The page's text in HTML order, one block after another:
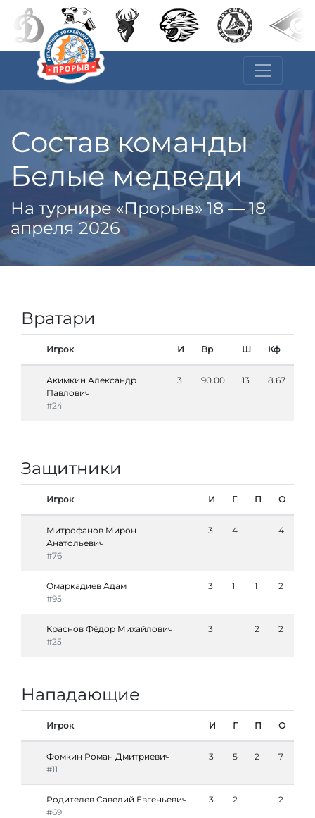
Состав команды
Белые медведи
На турнире «Прорыв» 18 — 18
апреля 2026
Вратари
Игрок И Вр Ш Кф
Акимкин Александр
Павлович
#24
3 90.00 13 8.67
Защитники
Игрок И Г П О
Митрофанов Мирон
Анатольевич
#76
3 4 4
Омаркадиев Адам
#95
3 1 1 2
Краснов Фёдор Михайлович
#25
3 2 2
Нападающие
Игрок И Г П О
Фомкин Роман Дмитриевич
#11
3 5 2 7
Родителев Савелий Евгеньевич
#69
3 2 2